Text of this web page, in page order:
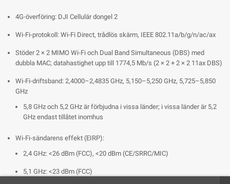
4G-överföring: DJI Cellulär dongel 2
Wi-Fi-protokoll: Wi-Fi Direct, trådlös skärm, IEEE 802.11a/b/g/n/ac/ax
Stöder 2 × 2 MIMO Wi-Fi och Dual Band Simultaneous (DBS) med
dubbla MAC; datahastighet upp till 1774,5 Mb/s (2 × 2 + 2 × 2 11ax DBS)
Wi-Fi-driftsband: 2,4000–2,4835 GHz, 5,150–5,250 GHz, 5,725–5,850
GHz
5,8 GHz och 5,2 GHz är förbjudna i vissa länder; i vissa länder är 5,2
GHz endast tillåtet inomhus
Wi-Fi-sändarens effekt (EIRP):
2,4 GHz: <26 dBm (FCC), <20 dBm (CE/SRRC/MIC)
5,1 GHz: <23 dBm (FCC)